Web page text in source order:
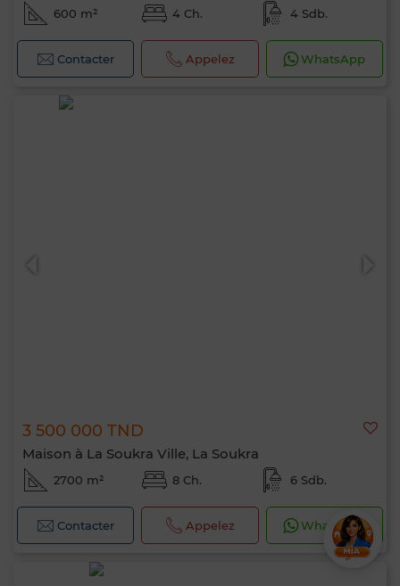
600 m² 4 Ch. 4 Sdb.
Contacter Appelez WhatsApp
3 500 000 TND
Maison à La Soukra Ville, La Soukra
2700 m² 8 Ch. 6 Sdb.
Contacter Appelez WhatsApp